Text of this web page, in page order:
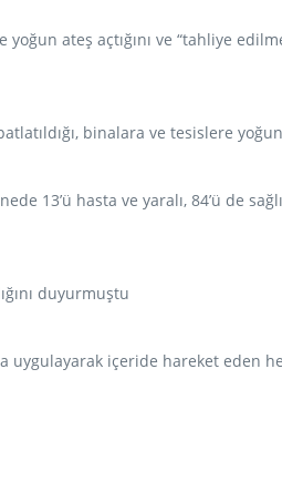
ateş açtığını ve “tahliye
binalara ve tesislere
13’ü hasta ve yaralı, 84’ü de
duyurmuştu
uygulayarak içeride hareket eden